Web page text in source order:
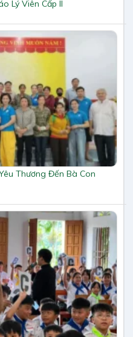
Lý Viên Cấp II
Thương Đến Bà Con